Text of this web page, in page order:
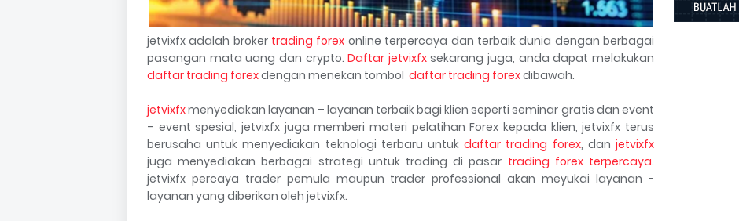
jetvixfx adalah broker trading forex online terpercaya dan terbaik dunia dengan berbagai
pasangan mata uang dan crypto.Daftar jetvixfxsekarang juga, anda dapat melakukan
daftar trading forexdengan menekan tombol daftar trading forexdibawah.
jetvixfxmenyediakan layanan – layanan terbaik bagi klien seperti seminar gratis dan event
– event spesial, jetvixfx juga memberi materi pelatihan Forex kepada klien, jetvixfx terus
berusaha untuk menyediakan teknologi terbaru untukdaftar trading forex, danjetvixfx
juga menyediakan berbagai strategi untuk trading di pasar trading forex terpercaya.
jetvixfx percaya trader pemula maupun trader professional akan meyukai layanan -
layanan yang diberikan oleh jetvixfx.